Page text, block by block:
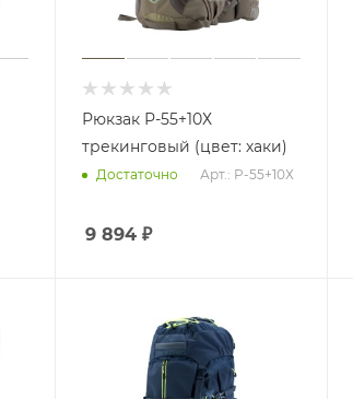
Рюкзак Р-55+10Х
трекинговый (цвет: хаки)
Достаточно Арт.: Р-55+10Х
9 894 ₽